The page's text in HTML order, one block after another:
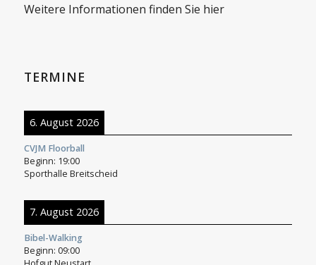
Weitere Informationen finden Sie hier
TERMINE
6. August 2026
CVJM Floorball
Beginn: 19:00
Sporthalle Breitscheid
7. August 2026
Bibel-Walking
Beginn: 09:00